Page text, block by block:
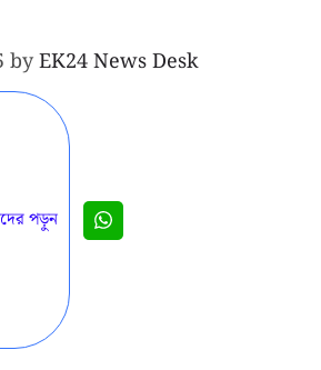
byEK24 News Desk
পড়ুন